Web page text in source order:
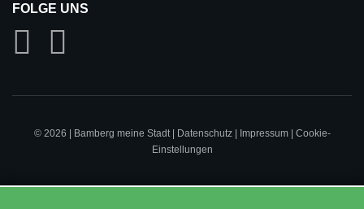
FOLGE UNS
© 2026 | Bamberg meine Stadt | Datenschutz| Impressum| Cookie-
Einstellungen